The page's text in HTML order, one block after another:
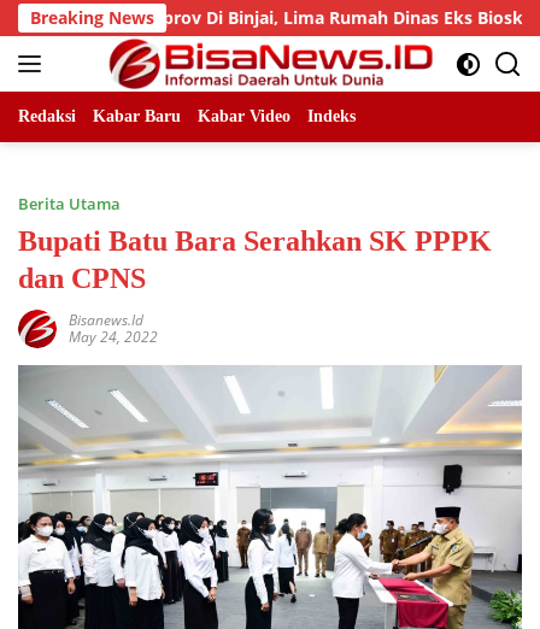
Skip
to
content
Breaking News
Pemprov Di Binjai, Lima Rumah Dinas Eks Bioskop Ria
Redaksi Kabar Baru Kabar Video Indeks
Berita Utama
Bupati Batu Bara Serahkan SK PPPK
dan CPNS
Bisanews.id
May 24, 2022